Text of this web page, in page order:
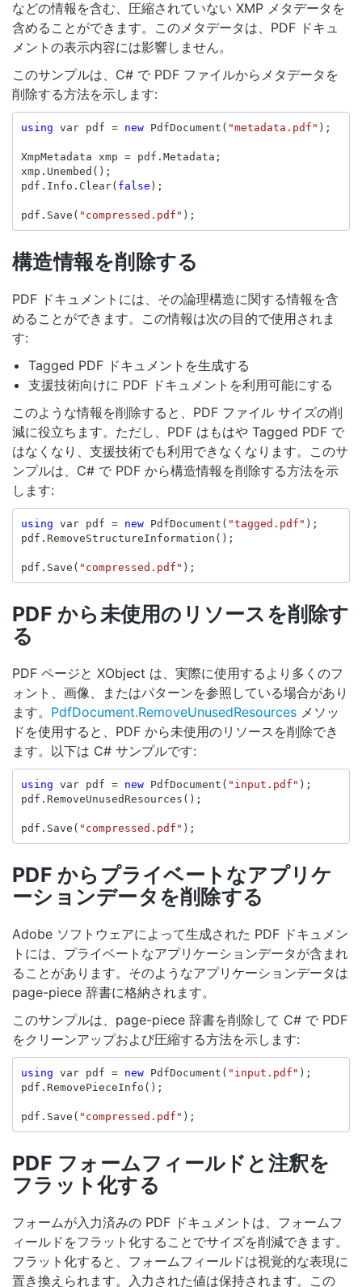
などの情報を含む、圧縮されていない XMP メタデータを
含めることができます。このメタデータは、PDF ドキュ
メントの表示内容には影響しません。
このサンプルは、C# で PDF ファイルからメタデータを
削除する方法を示します:
using var pdf = new PdfDocument ( "metadata.pdf" );
XmpMetadata xmp = pdf . Metadata ;
xmp . Unembed ();
pdf . Info . Clear( false );
pdf . Save ( "compressed.pdf" );
構造情報を削除する
PDF ドキュメントには、その論理構造に関する情報を含
めることができます。この情報は次の目的で使用されま
す:
Tagged PDF ドキュメントを生成する
支援技術向けに PDF ドキュメントを利用可能にする
このような情報を削除すると、PDF ファイル サイズの削
減に役立ちます。ただし、PDF はもはや Tagged PDF で
はなくなり、支援技術でも利用できなくなります。このサ
ンプルは、C# で PDF から構造情報を削除する方法を示
します:
using var pdf = new PdfDocument ( "tagged.pdf" );
pdf . RemoveStructureInformation ();
pdf . Save ( "compressed.pdf" );
PDF から未使用のリソースを削除す
る
PDF ページと XObject は、実際に使用するより多くのフ
ォント、画像、またはパターンを参照している場合があり
ます。 PdfDocument.RemoveUnusedResources メソッ
ドを使用すると、PDF から未使用のリソースを削除でき
ます。以下は C# サンプルです:
using var pdf = new PdfDocument ( "input.pdf" );
pdf . RemoveUnusedResources ();
pdf . Save ( "compressed.pdf" );
PDF からプライベートなアプリケ
ーションデータを削除する
Adobe ソフトウェアによって生成された PDF ドキュメン
トには、プライベートなアプリケーションデータが含まれ
ることがあります。そのようなアプリケーションデータは
page-piece 辞書に格納されます。
このサンプルは、page-piece 辞書を削除して C# で PDF
をクリーンアップおよび圧縮する方法を示します:
using var pdf = new PdfDocument ( "input.pdf" );
pdf . RemovePieceInfo ();
pdf . Save ( "compressed.pdf" );
PDF フォームフィールドと注釈を
フラット化する
フォームが入力済みの PDF ドキュメントは、フォームフ
ィールドをフラット化することでサイズを削減できます。
フラット化すると、フォームフィールドは視覚的な表現に
置き換えられます。入力された値は保持されます。この